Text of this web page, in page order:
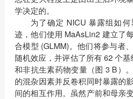
学决定的。
为了确定 NICU 暴露组如
迹，他们使用 MaAsLin2 建立了
合模型 (GLMM)。他们将参与者
随机效应，并评估了所有 62 个
和非抗生素药物变量（图 3 B）
的混杂因素并反卷积同时暴露的
间的相互作用。虽然产前和母亲